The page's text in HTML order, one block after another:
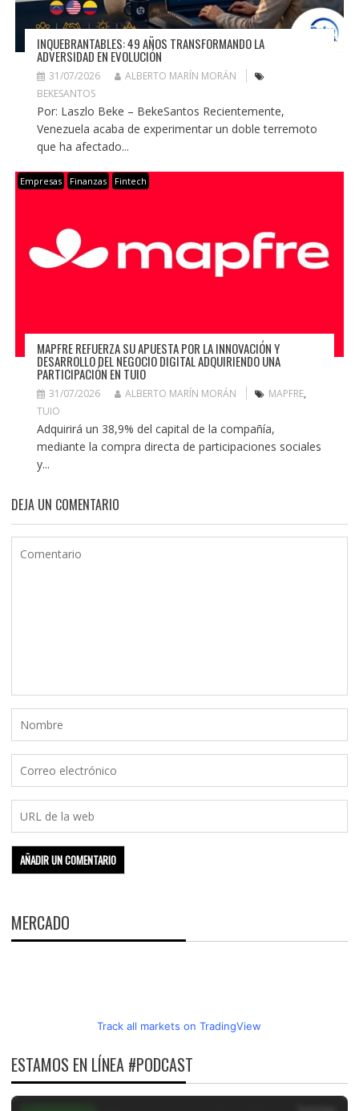
INQUEBRANTABLES: 49 AÑOS TRANSFORMANDO LA
ADVERSIDAD EN EVOLUCIÓN
31/07/2026
ALBERTO MARÍN MORÁN
BEKESANTOS
Por: Laszlo Beke – BekeSantos Recientemente,
Venezuela acaba de experimentar un doble terremoto
que ha afectado...
Empresas Finanzas Fintech
MAPFRE REFUERZA SU APUESTA POR LA INNOVACIÓN Y
DESARROLLO DEL NEGOCIO DIGITAL ADQUIRIENDO UNA
PARTICIPACIÓN EN TUIO
31/07/2026 ALBERTO MARÍN MORÁN MAPFRE,
TUIO
Adquirirá un 38,9% del capital de la compañía,
mediante la compra directa de participaciones sociales
y...
DEJA UN COMENTARIO
MERCADO
Track all markets on TradingView
ESTAMOS EN LÍNEA #PODCAST